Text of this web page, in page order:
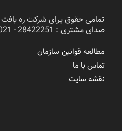
تمامی حقوق برای شرکت ره
صدای مشتری : 28422251 - 021
مطالعه قوانین سازمان
تماس با ما
نقشه سایت